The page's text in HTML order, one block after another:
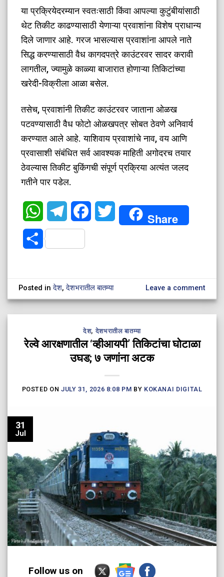
​या प्रक्रियेदरम्यान स्वतःसाठी किंवा आपल्या कुटुंबीयांसाठी
थेट तिकीट काढण्यासाठी येणाऱ्या प्रवाशांना विशेष प्राधान्य
दिले जाणार आहे. गरज भासल्यास प्रवाशांना आपले नाते
सिद्ध करण्यासाठी वैध कागदपत्रे काउंटरवर सादर करावी
लागतील, ज्यामुळे काळ्या बाजारात होणाऱ्या तिकिटांच्या
खरेदी-विक्रीला आळा बसेल.
​तसेच, प्रवाशांनी तिकीट काउंटरवर जाताना ओळख
पटवण्यासाठी वैध फोटो ओळखपत्र सोबत ठेवणे अनिवार्य
करण्यात आले आहे. याशिवाय प्रवाशांचे नाव, वय आणि
प्रवासाशी संबंधित सर्व आवश्यक माहिती अगोदरच तयार
ठेवल्यास तिकीट बुकिंगची संपूर्ण प्रक्रिया अत्यंत जलद
गतीने पार पडेल.
WhatsAppTelegramFacebookTwitter Share
Share
Posted inदेश,देशभरातील बातम्या Leave a comment
देश, देशभरातील बातम्या
रेल्वे आरक्षणातील ‘व्हीआयपी’ तिकिटांचा घोटाळा
उघड; ७ जणांना अटक
POSTED ON JULY 31, 2026 8:08 PM BY KOKANAI DIGITAL
31
Jul
Follow us on